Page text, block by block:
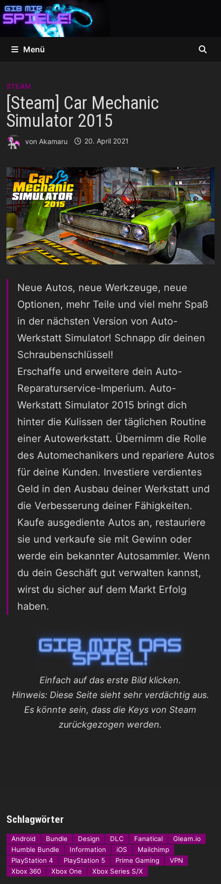
Zum
Inhalt
springen
Menü
STEAM
[Steam] Car Mechanic
Simulator 2015
von Akamaru 20. April 2021
Neue Autos, neue Werkzeuge, neue
Optionen, mehr Teile und viel mehr Spaß
in der nächsten Version von Auto-
Werkstatt Simulator! Schnapp dir deinen
Schraubenschlüssel!
Erschaffe und erweitere dein Auto-
Reparaturservice-Imperium. Auto-
Werkstatt Simulator 2015 bringt dich
hinter die Kulissen der täglichen Routine
einer Autowerkstatt. Übernimm die Rolle
des Automechanikers und repariere Autos
für deine Kunden. Investiere verdientes
Geld in den Ausbau deiner Werkstatt und
die Verbesserung deiner Fähigkeiten.
Kaufe ausgediente Autos an, restauriere
sie und verkaufe sie mit Gewinn oder
werde ein bekannter Autosammler. Wenn
du dein Geschäft gut verwalten kannst,
wirst du sicher auf dem Markt Erfolg
haben.
Einfach auf das erste Bild klicken.
Hinweis: Diese Seite sieht sehr verdächtig aus.
Es könnte sein, dass die Keys von Steam
zurückgezogen werden.
Schlagwörter
Android Bundle Design DLC Fanatical
Gleam.io
Humble Bundle
Information iOS
Mailchimp
PlayStation 4
PlayStation 5 Prime Gaming
VPN
Xbox 360
Xbox One Xbox Series S/X